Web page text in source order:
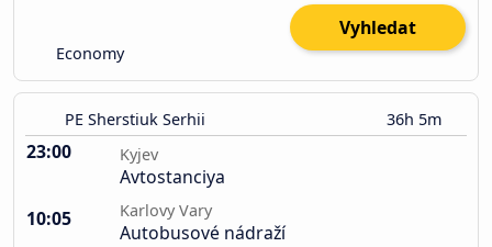
Economy
Vyhledat
PE Sherstiuk Serhii 36h 5m
23:00 Kyjev
Avtostanciya
10:05
Karlovy Vary
Autobusové nádraží